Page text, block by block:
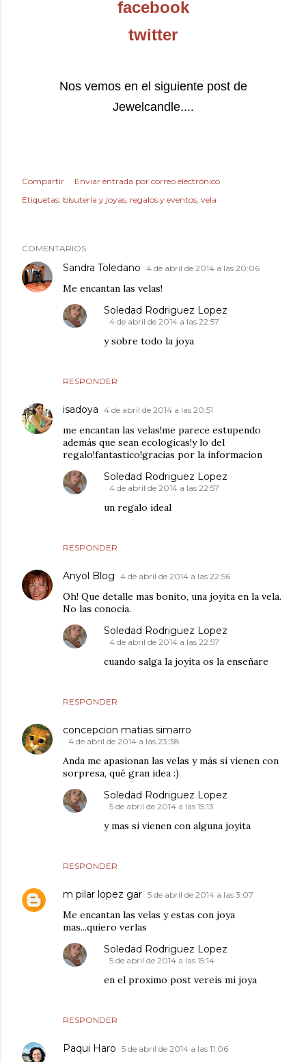
facebook
twitter
Nos vemos en el siguiente post de
Jewelcandle....
Compartir
Enviar entrada por correo electrónico
Etiquetas: bisutería y joyas regalos y eventos vela
COMENTARIOS
Sandra Toledano 4 de abril de 2014 a las 20:06
Me encantan las velas!
RESPONDER
Soledad Rodriguez Lopez
4 de abril de 2014 a las 22:57
y sobre todo la joya
isadoya 4 de abril de 2014 a las 20:51
me encantan las velas!me parece estupendo
además que sean ecologicas!y lo del
regalo!fantastico!gracias por la informacion
RESPONDER
Soledad Rodriguez Lopez
4 de abril de 2014 a las 22:57
un regalo ideal
Anyol Blog 4 de abril de 2014 a las 22:56
Oh! Que detalle mas bonito, una joyita en la vela.
No las conocia.
RESPONDER
Soledad Rodriguez Lopez
4 de abril de 2014 a las 22:57
cuando salga la joyita os la enseñare
concepcion matias simarro
4 de abril de 2014 a las 23:38
Anda me apasionan las velas y más si vienen con
sorpresa, qué gran idea :)
RESPONDER
Soledad Rodriguez Lopez
5 de abril de 2014 a las 15:13
y mas si vienen con alguna joyita
m pilar lopez gar 5 de abril de 2014 a las 3:07
Me encantan las velas y estas con joya
mas...quiero verlas
RESPONDER
Soledad Rodriguez Lopez
5 de abril de 2014 a las 15:14
en el proximo post vereis mi joya
Paqui Haro 5 de abril de 2014 a las 11:06